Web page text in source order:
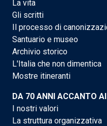
La vita
Gli scritti
Il processo di
Santuario e museo
Archivio storico
L'Italia che non dimentica
Mostre itineranti
DA 70 ANNI ACCANTO
I nostri valori
La struttura organizzativa